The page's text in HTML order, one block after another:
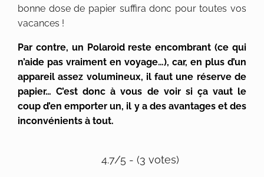
bonne dose de papier suffira donc pour toutes vos
vacances !
Par contre, un Polaroid reste encombrant (ce qui
n’aide pas vraiment en voyage…), car, en plus d’un
appareil assez volumineux, il faut une réserve de
papier… C’est donc à vous de voir si ça vaut le
coup d’en emporter un, il y a des avantages et des
inconvénients à tout.
4.7/5 - (3 votes)